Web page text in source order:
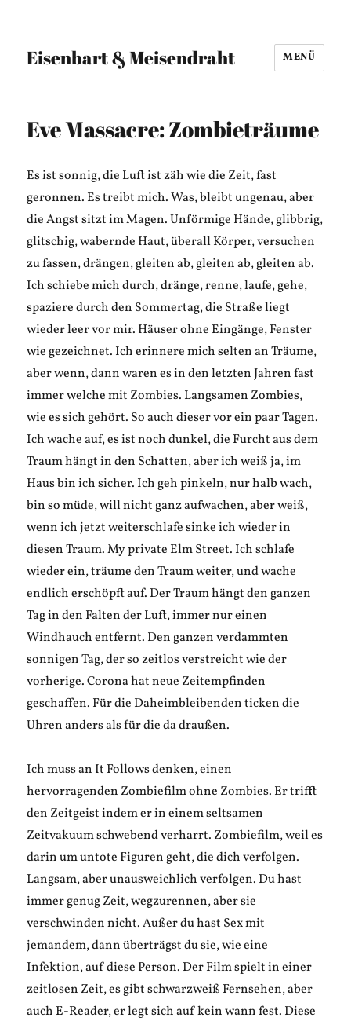
Eisenbart & Meisendraht MENÜ
Eve Massacre: Zombieträume
Es ist sonnig, die Luft ist zäh wie die Zeit, fast
geronnen. Es treibt mich. Was, bleibt ungenau, aber
die Angst sitzt im Magen. Unförmige Hände, glibbrig,
glitschig, wabernde Haut, überall Körper, versuchen
zu fassen, drängen, gleiten ab, gleiten ab, gleiten ab.
Ich schiebe mich durch, dränge, renne, laufe, gehe,
spaziere durch den Sommertag, die Straße liegt
wieder leer vor mir. Häuser ohne Eingänge, Fenster
wie gezeichnet. Ich erinnere mich selten an Träume,
aber wenn, dann waren es in den letzten Jahren fast
immer welche mit Zombies. Langsamen Zombies,
wie es sich gehört. So auch dieser vor ein paar Tagen.
Ich wache auf, es ist noch dunkel, die Furcht aus dem
Traum hängt in den Schatten, aber ich weiß ja, im
Haus bin ich sicher. Ich geh pinkeln, nur halb wach,
bin so müde, will nicht ganz aufwachen, aber weiß,
wenn ich jetzt weiterschlafe sinke ich wieder in
diesen Traum. My private Elm Street. Ich schlafe
wieder ein, träume den Traum weiter, und wache
endlich erschöpft auf. Der Traum hängt den ganzen
Tag in den Falten der Luft, immer nur einen
Windhauch entfernt. Den ganzen verdammten
sonnigen Tag, der so zeitlos verstreicht wie der
vorherige. Corona hat neue Zeitempfinden
geschaffen. Für die Daheimbleibenden ticken die
Uhren anders als für die da draußen.
Ich muss an It Follows denken, einen
hervorragenden Zombiefilm ohne Zombies. Er trifft
den Zeitgeist indem er in einem seltsamen
Zeitvakuum schwebend verharrt. Zombiefilm, weil es
darin um untote Figuren geht, die dich verfolgen.
Langsam, aber unausweichlich verfolgen. Du hast
immer genug Zeit, wegzurennen, aber sie
verschwinden nicht. Außer du hast Sex mit
jemandem, dann überträgst du sie, wie eine
Infektion, auf diese Person. Der Film spielt in einer
zeitlosen Zeit, es gibt schwarzweiß Fernsehen, aber
auch E-Reader, er legt sich auf kein wann fest. Diese